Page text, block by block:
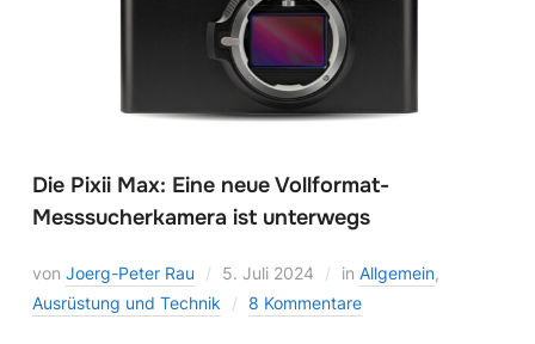
Die Pixii Max: Eine neue Vollformat-
Messsucherkamera ist unterwegs
von Joerg-Peter Rau 5. Juli 2024 in Allgemein,
Ausrüstung und Technik
8 Kommentare